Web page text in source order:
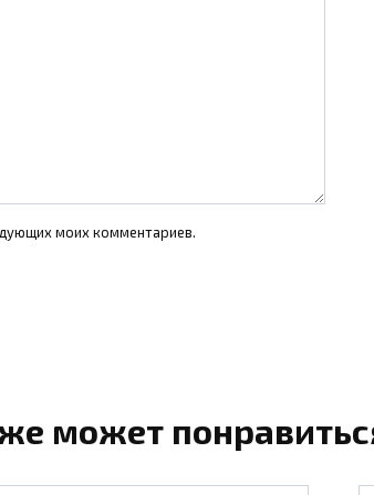
моих комментариев.
может